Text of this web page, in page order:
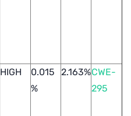
HIGH
0.015
%
2.163%CWE-
295